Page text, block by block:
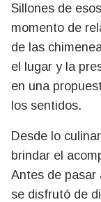
Sillones de
momento de
de las
el lugar y la
en una
los sentidos.
Desde lo
brindar el
Antes de pasar
se disfrutó de